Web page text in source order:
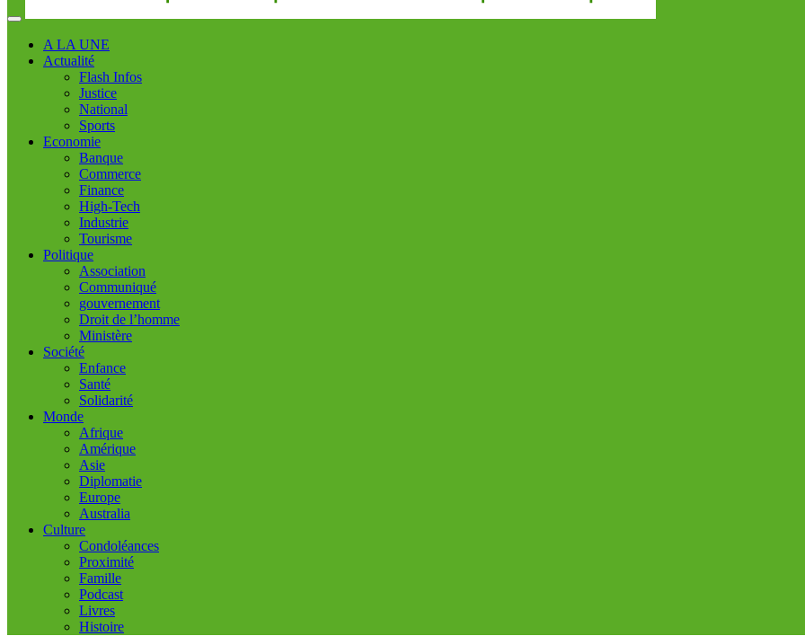
A LA UNE
Actualité
Flash Infos
Justice
National
Sports
Economie
Banque
Commerce
Finance
High-Tech
Industrie
Tourisme
Politique
Association
Communiqué
gouvernement
Droit de l’homme
Ministère
Société
Enfance
Santé
Solidarité
Monde
Afrique
Amérique
Asie
Diplomatie
Europe
Australia
Culture
Condoléances
Proximité
Famille
Podcast
Livres
Histoire